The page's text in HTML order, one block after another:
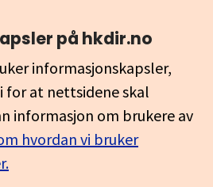
på hkdir.no
informasjonskapsler,
for at nettsidene skal
informasjon om brukere av
hvordan vi bruker